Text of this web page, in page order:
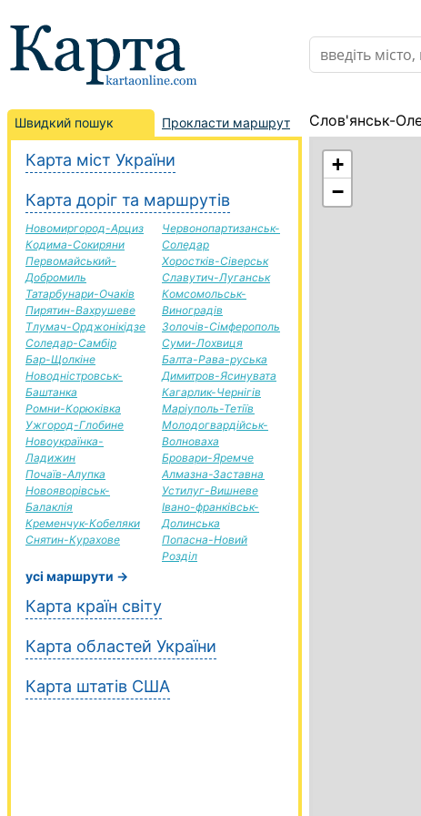
Швидкий пошук Прокласти маршрут
Карта міст України
Карта доріг та маршрутів
Новомиргород-Арциз
Кодима-Сокиряни
Первомайський-
Добромиль
Татарбунари-Очаків
Пирятин-Вахрушеве
Тлумач-Орджонікідзе
Соледар-Самбір
Бар-Щолкіне
Новодністровськ-
Баштанка
Ромни-Корюківка
Ужгород-Глобине
Новоукраїнка-
Ладижин
Почаїв-Алупка
Новояворівськ-
Балаклія
Кременчук-Кобеляки
Снятин-Курахове
Червонопартизанськ-
Соледар
Хоростків-Сіверськ
Славутич-Луганськ
Комсомольськ-
Виноградів
Золочів-Сімферополь
Суми-Лохвиця
Балта-Рава-руська
Димитров-Ясинувата
Кагарлик-Чернігів
Маріуполь-Тетіїв
Молодогвардійськ-
Волноваха
Бровари-Яремче
Алмазна-Заставна
Устилуг-Вишневе
Івано-франківськ-
Долинська
Попасна-Новий
Розділ
усі маршрути →
Карта країн світу
Карта областей України
Карта штатів США
Слов'янськ-
+
−